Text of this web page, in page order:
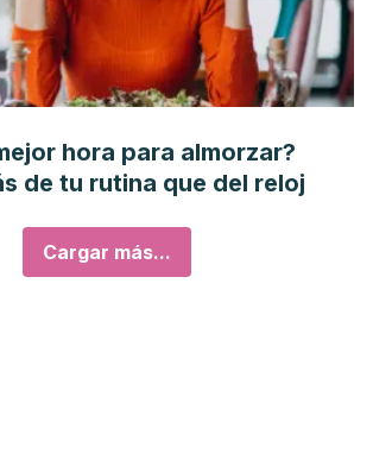
hora para almorzar?
de tu rutina que del reloj
Cargar más...